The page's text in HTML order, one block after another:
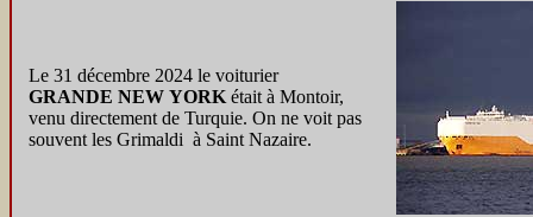
Le 31 décembre 2024 le voiturier
GRANDE NEW YORK était à Montoir,
venu directement de Turquie. On ne voit pas
souvent les Grimaldi à Saint Nazaire.